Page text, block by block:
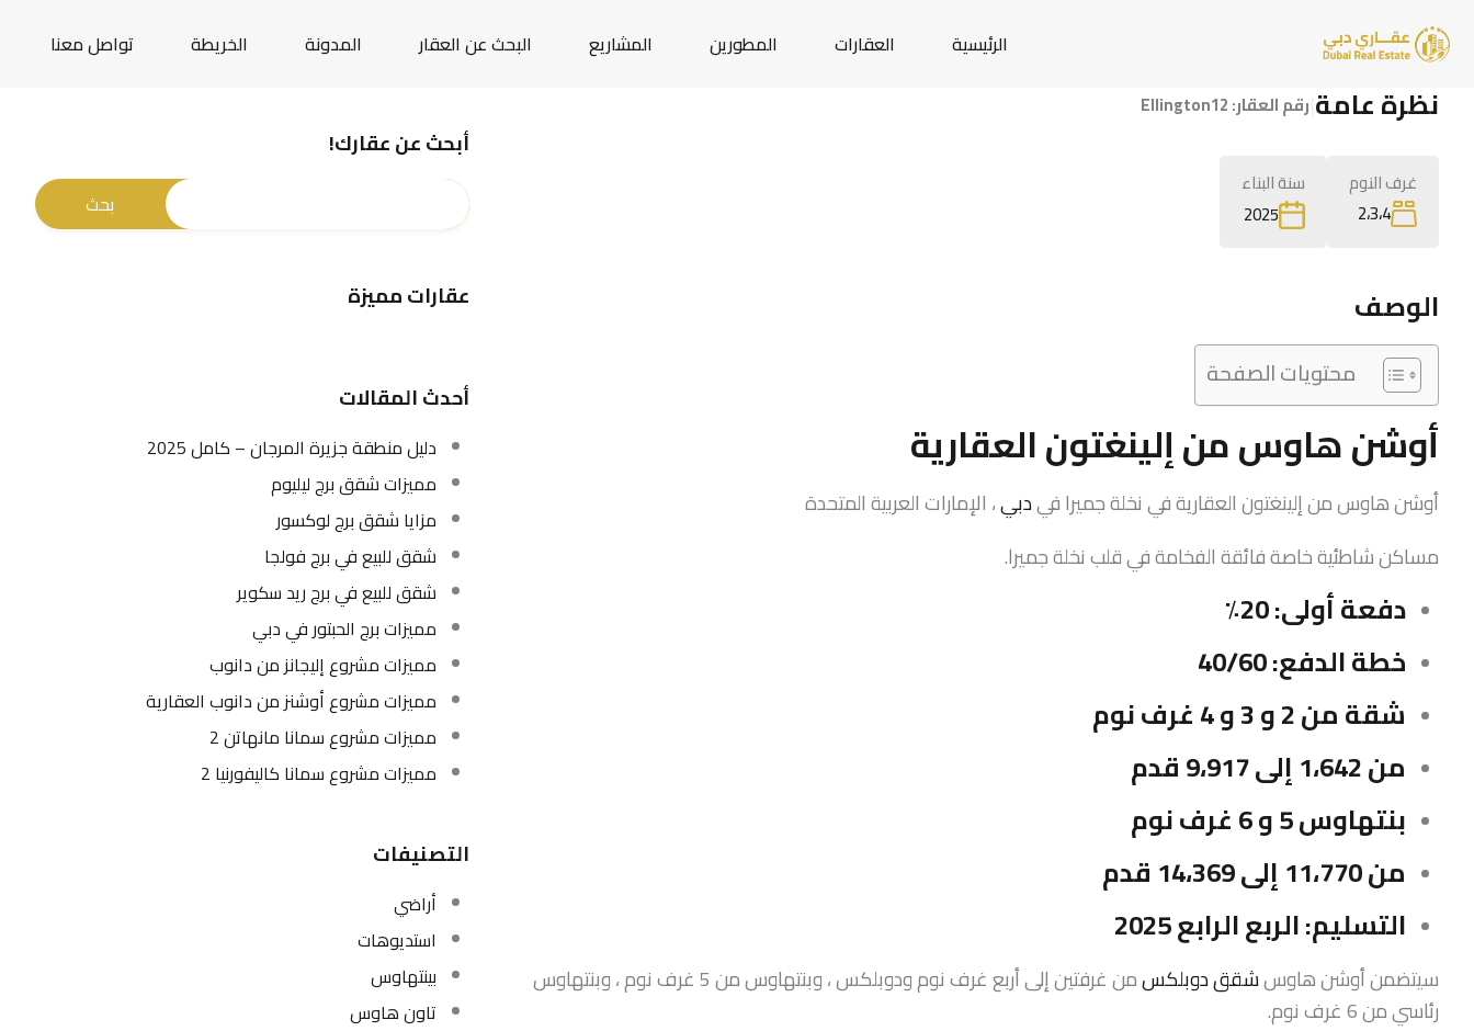
الرئيسية العقارات المطورين المشاريع البحث عن العقار المدونة الخريطة تواصل معنا
نظرة عامة رقم العقار:Ellington12
غرف النوم
2،3،4
سنة البناء
2025
الوصف
محتويات الصفحة
أوشن هاوس من إلينغتون العقارية
أوشن هاوس من إلينغتون العقارية في نخلة جميرا فيدبي، الإمارات العربية المتحدة
مساكن شاطئية خاصة فائقة الفخامة في قلب نخلة جميرا.
دفعة أولى: 20٪
خطة الدفع: 40/60
شقة من 2 و 3 و 4 غرف نوم
من 1،642 إلى 9،917 قدم
بنتهاوس 5 و 6 غرف نوم
من 11،770 إلى 14،369 قدم
التسليم: الربع الرابع 2025
سيتضمن أوشن هاوسشقق دوبلكس
من غرفتين إلى أربع غرف نوم ودوبلكس ، وبنتهاوس من 5 غرف نوم ، وبنتهاوس
رئاسي من 6 غرف نوم.
أبحث عن عقارك!
عقارات مميزة
أحدث المقالات
دليل منطقة جزيرة المرجان – كامل 2025
مميزات شقق برج ليليوم
مزايا شقق برج لوكسور
شقق للبيع في برج فولجا
شقق للبيع في برج ريد سكوير
مميزات برج الحبتور في دبي
مميزات مشروع إليجانز من دانوب
مميزات مشروع أوشنز من دانوب العقارية
مميزات مشروع سمانا مانهاتن 2
مميزات مشروع سمانا كاليفورنيا 2
التصنيفات
أراضي
استديوهات
بينتهاوس
تاون هاوس